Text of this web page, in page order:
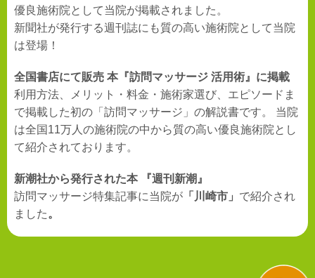
優良施術院として当院が掲載されました。
新聞社が発行する週刊誌にも質の高い施術院として当院
は登場！
全国書店にて販売 本『訪問マッサージ 活用術』に掲載
利用方法、メリット・料金・施術家選び、エピソードま
で掲載した初の「訪問マッサージ」の解説書です。 当院
は全国11万人の施術院の中から質の高い優良施術院とし
て紹介されております。
新潮社から発行された本 『週刊新潮』
訪問マッサージ特集記事に当院が 「川崎市」 で紹介され
ました 。